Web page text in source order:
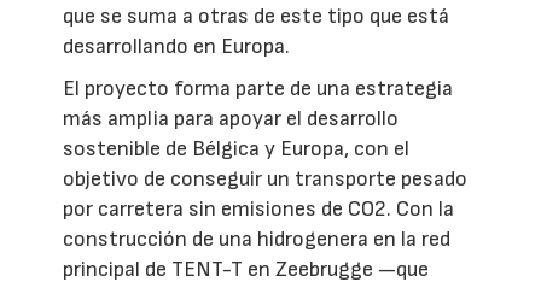
que se suma a otras de este tipo que está
desarrollando en Europa.
El proyecto forma parte de una estrategia
más amplia para apoyar el desarrollo
sostenible de Bélgica y Europa, con el
objetivo de conseguir un transporte pesado
por carretera sin emisiones de CO2. Con la
construcción de una hidrogenera en la red
principal de TENT-T en Zeebrugge —que